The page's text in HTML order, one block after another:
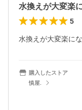
5
水換えが大変楽に
購入したストア
慎屋.